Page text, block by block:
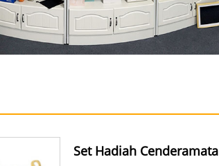
Set Hadiah Cenderamata